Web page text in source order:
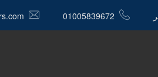
01005839672